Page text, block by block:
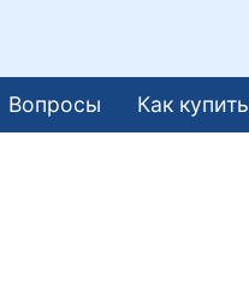
Вопросы Как купить